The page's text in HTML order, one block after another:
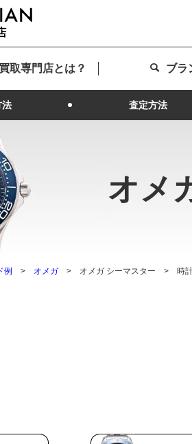
取専門店とは？ ブラ
法 査定方法
オメ
例 オメガ オメガ シーマスター 時